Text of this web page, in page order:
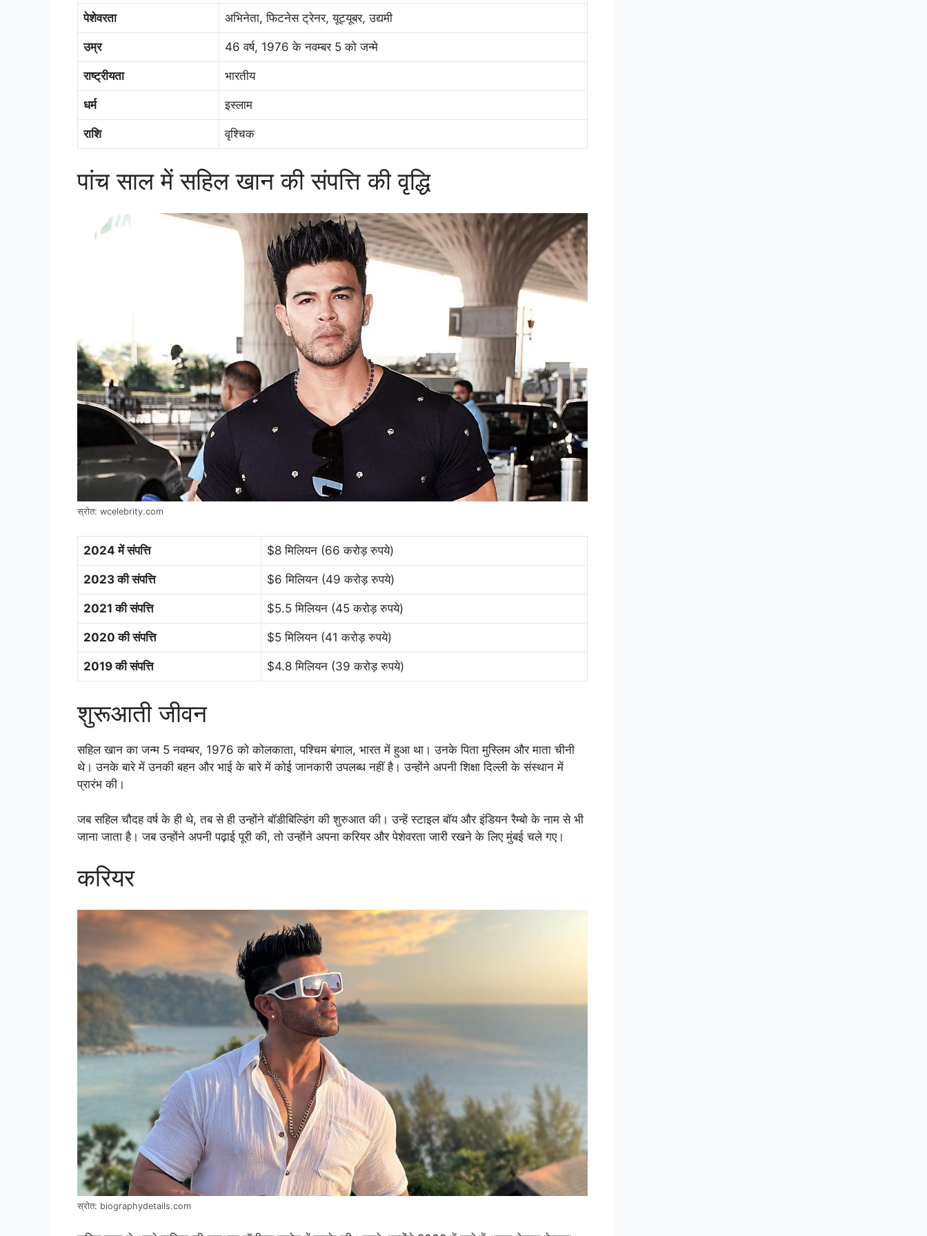
पेशेवरता अभिनेता, फिटनेस ट्रेनर, यूट्यूबर, उद्यमी
उम्र 46 वर्ष, 1976 के नवम्बर 5 को जन्मे
राष्ट्रीयता भारतीय
धर्म इस्लाम
राशि वृश्चिक
पांच साल में सहिल खान की संपत्ति की वृद्धि
स्रोत: wcelebrity.com
2024 में संपत्ति $8 मिलियन (66 करोड़ रुपये)
2023 की संपत्ति $6 मिलियन (49 करोड़ रुपये)
2021 की संपत्ति $5.5 मिलियन (45 करोड़ रुपये)
2020 की संपत्ति $5 मिलियन (41 करोड़ रुपये)
2019 की संपत्ति $4.8 मिलियन (39 करोड़ रुपये)
शुरूआती जीवन
सहिल खान का जन्म 5 नवम्बर, 1976 को कोलकाता, पश्चिम बंगाल, भारत में हुआ था। उनके पिता मुस्लिम और माता चीनी
थे। उनके बारे में उनकी बहन और भाई के बारे में कोई जानकारी उपलब्ध नहीं है। उन्होंने अपनी शिक्षा दिल्ली के संस्थान में
प्रारंभ की।
जब सहिल चौदह वर्ष के ही थे, तब से ही उन्होंने बॉडीबिल्डिंग की शुरुआत की। उन्हें स्टाइल बॉय और इंडियन रैम्बो के नाम से भी
जाना जाता है। जब उन्होंने अपनी पढ़ाई पूरी की, तो उन्होंने अपना करियर और पेशेवरता जारी रखने के लिए मुंबई चले गए।
करियर
स्रोत: biographydetails.com